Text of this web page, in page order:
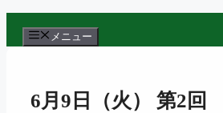
メニュー
6月9日（火） 第2回